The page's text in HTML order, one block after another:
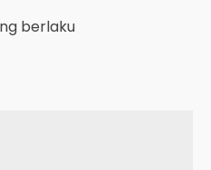
berlaku